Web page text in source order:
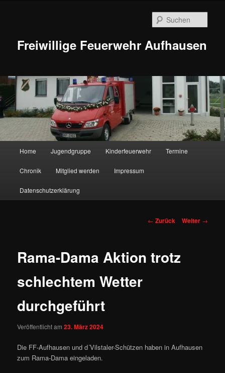
Freiwillige Feuerwehr Aufhausen
Home Jugendgruppe Kinderfeuerwehr Termine
Chronik Mitglied werden Impressum
Datenschutzerklärung
Beitragsnavigation
← Zurück Weiter →
Rama-Dama Aktion trotz
schlechtem Wetter
durchgeführt
Veröffentlicht am23. März 2024
Die FF-Aufhausen und d´Vilstaler-Schützen haben in Aufhausen
zum Rama-Dama eingeladen.